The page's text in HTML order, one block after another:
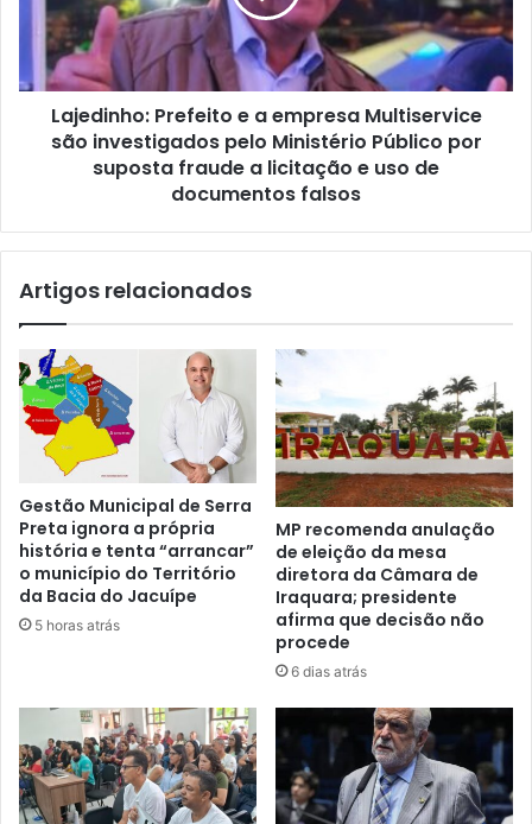
Multiservice
investigados
pelo
Ministério
Público
a
e
documentos
falsos
Lajedinho: Prefeito e a empresa Multiservice
são investigados pelo Ministério Público por
suposta fraude a licitação e uso de
documentos falsos
Artigos relacionados
Gestão Municipal de Serra
Preta ignora a própria
história e tenta “arrancar”
o município do Território
da Bacia do Jacuípe
5 horas atrás
MP recomenda anulação
de eleição da mesa
diretora da Câmara de
Iraquara; presidente
afirma que decisão não
procede
6 dias atrás